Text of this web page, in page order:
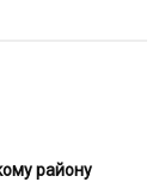
району